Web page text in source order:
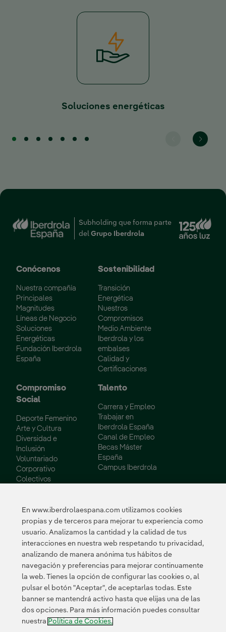
Soluciones energéticas
Subholding que forma parte
del Grupo Iberdrola
Conócenos
Nuestra compañía
Principales
Magnitudes
Líneas de Negocio
Soluciones
Energéticas
Fundación Iberdrola
España
Sostenibilidad
Transición
Energética
Nuestros
Compromisos
Medio Ambiente
Iberdrola y los
embalses
Calidad y
Certificaciones
Compromiso
Social
Deporte Femenino
Arte y Cultura
Diversidad e
Inclusión
Voluntariado
Corporativo
Colectivos
Talento
Carrera y Empleo
Trabajar en
Iberdrola España
Canal de Empleo
Becas Máster
España
Campus Iberdrola
Innovación
Innovación en
Innovación
colaborativa
Next Generation EU
Ciberseguridad en
España
Smart Grids
Innovation Hub
En www.iberdrolaespana.com utilizamos cookies
propias y de terceros para mejorar tu experiencia como
usuario. Analizamos la cantidad y la calidad de tus
interacciones en nuestra web respetando tu privacidad,
analizando de manera anónima tus hábitos de
navegación y preferencias para mejorar continuamente
la web. Tienes la opción de configurar las cookies o, al
pulsar el botón "Aceptar", de aceptarlas todas. Este
banner se mantendrá activo hasta que elijas una de las
dos opciones. Para más información puedes consultar
nuestra Política de Cookies.